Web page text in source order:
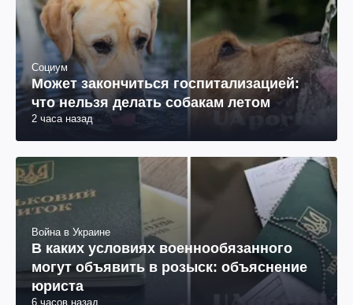
Социум
Может закончиться госпитализацией:
что нельзя делать собакам летом
2 часа назад
Война в Украине
В каких условиях военнообязанного
могут объявить в розыск: объяснение
юриста
6 часов назад